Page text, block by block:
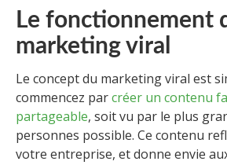
Le fonctionnement
marketing viral
Le concept du marketing viral est
commencez parcréer un contenu
partageable, soit vu par le plus
personnes possible. Ce contenu
votre entreprise, et donne envie